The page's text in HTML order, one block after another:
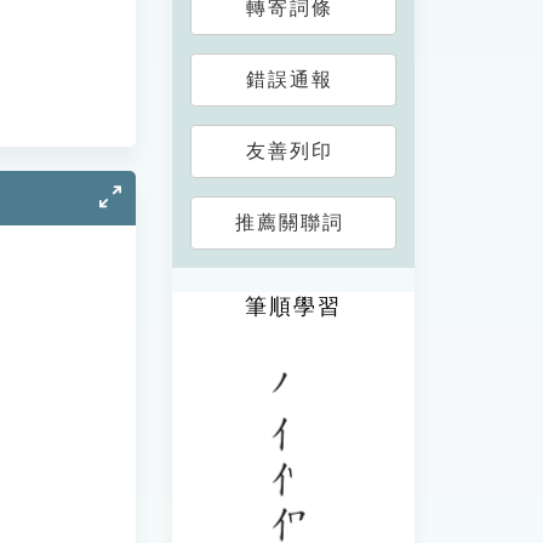
轉寄詞條
錯誤通報
友善列印
推薦關聯詞
筆順學習